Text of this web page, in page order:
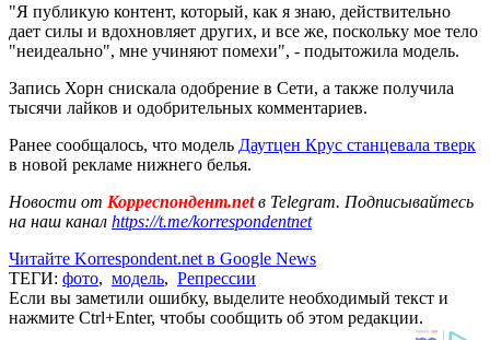
"Я публикую контент, который, как я знаю, действительно
дает силы и вдохновляет других, и все же, поскольку мое тело
"неидеально", мне учиняют помехи", - подытожила модель.
Запись Хорн снискала одобрение в Сети, а также получила
тысячи лайков и одобрительных комментариев.
Ранее сообщалось, что модель Даутцен Крус станцевала тверк
в новой рекламе нижнего белья.
Новости от Корреспондент.netв Telegram. Подписывайтесь
на наш канал https://t.me/korrespondentnet
Читайте Korrespondent.net в Google News
ТЕГИ: фото, модель, Репрессии
Если вы заметили ошибку, выделите необходимый текст и
нажмите Ctrl+Enter, чтобы сообщить об этом редакции.